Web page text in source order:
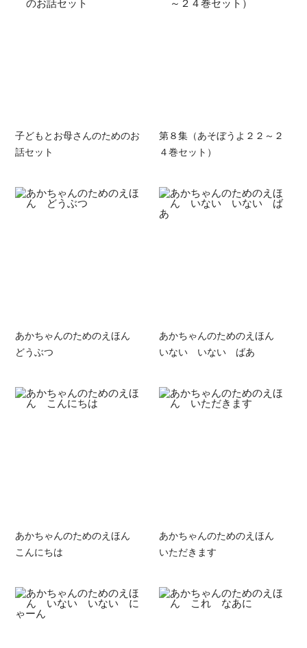
子どもとお母さんのためのお
話セット
第８集（あそぼうよ２２～２
４巻セット）
あかちゃんのためのえほん
どうぶつ
あかちゃんのためのえほん
いない いない ばあ
あかちゃんのためのえほん
こんにちは
あかちゃんのためのえほん
いただきます